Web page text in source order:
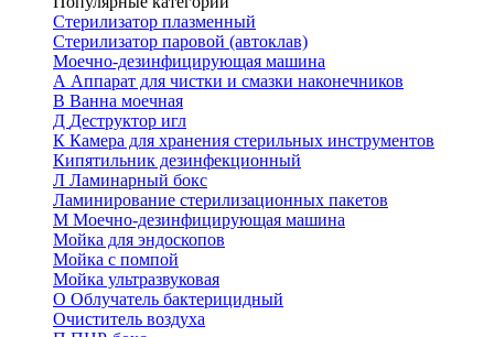
Стерилизатор плазменный
Стерилизатор паровой (автоклав)
Моечно-дезинфицирующая машина
А Аппарат для чистки и смазки наконечников
В Ванна моечная
Д Деструктор игл
К Камера для хранения стерильных инструментов
Кипятильник дезинфекционный
Л Ламинарный бокс
Ламинирование стерилизационных пакетов
М Моечно-дезинфицирующая машина
Мойка для эндоскопов
Мойка с помпой
Мойка ультразвуковая
О Облучатель бактерицидный
Очиститель воздуха